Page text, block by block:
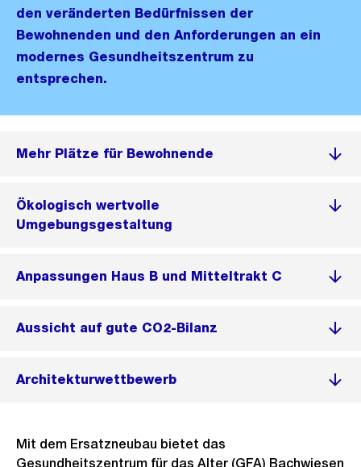
den veränderten Bedürfnissen der
Bewohnenden und den Anforderungen an ein
modernes Gesundheitszentrum zu
entsprechen.
Mehr Plätze für Bewohnende
Ökologisch wertvolle
Umgebungsgestaltung
Anpassungen Haus B und Mitteltrakt C
Aussicht auf gute CO2-Bilanz
Architekturwettbewerb
Mit dem Ersatzneubau bietet das
Gesundheitszentrum für das Alter (GFA) Bachwiesen